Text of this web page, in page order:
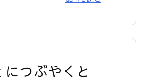
つぶやくと